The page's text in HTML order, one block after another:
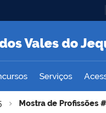
Vales do
Serviços
Mostra de Profissões